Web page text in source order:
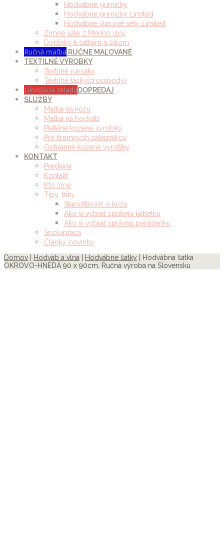
Hodvábne gumičky
Hodvábne gumičky Limited
Hodvábne vlasové sety Limited
Zimné šále z Merino vlny
Doplnky k šatkám a šálom
Ručná maľba RUČNE MAĽOVANÉ
TEXTILNÉ VÝROBKY
Textilné ruksaky
Textilné tašky(crossbody)
Likvidácia skladuDOPREDAJ
SLUŽBY
Maľba na kožu
Maľba na hodváb
Pletené kožené výrobky
Pre firemných zákazníkov
Ochranné kožené výrobky
KONTAKT
Predajňa
Kontakt
Kto sme
Tipy, triky
Starostlivosť o kožu
Ako si vybrať správnu kabelku
Ako si vybrať správnu peňaženku
Spolupráca
Články, novinky
Domov
Hodváb a vlna Hodvábne šatky | Hodvábna šatka
OKROVO-HNEDÁ 90 x 90cm, Ručná výroba na Slovensku